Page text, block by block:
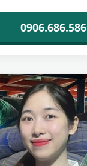
0906.686.586